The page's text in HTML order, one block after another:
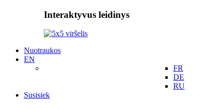
Interaktyvus leidinys
Nuotraukos
EN
FR
DE
RU
Susisiek